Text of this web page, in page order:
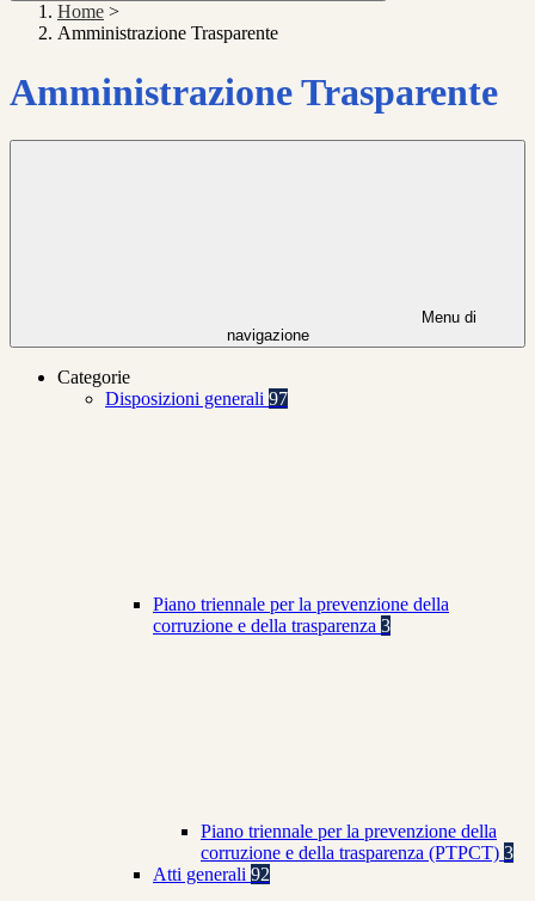
Home >
Amministrazione Trasparente
Amministrazione Trasparente
Menu di
navigazione
Categorie
Disposizioni generali 97
Piano triennale per la prevenzione della
corruzione e della trasparenza 3
Piano triennale per la prevenzione della
corruzione e della trasparenza (PTPCT) 3
Atti generali 92